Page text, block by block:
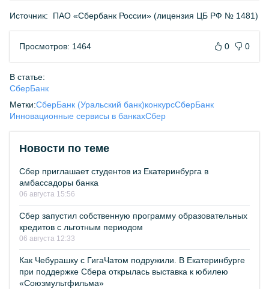
Источник: ПАО «Сбербанк России» (лицензия ЦБ РФ № 1481)
Просмотров: 1464 0 0
В статье:
СберБанк
Метки:СберБанк (Уральский банк)конкурсСберБанк
Инновационные сервисы в банкахСбер
Новости по теме
Сбер приглашает студентов из Екатеринбурга в
амбассадоры банка
06 августа 15:56
Сбер запустил собственную программу образовательных
кредитов с льготным периодом
06 августа 12:33
Как Чебурашку с ГигаЧатом подружили. В Екатеринбурге
при поддержке Сбера открылась выставка к юбилею
«Союзмультфильма»